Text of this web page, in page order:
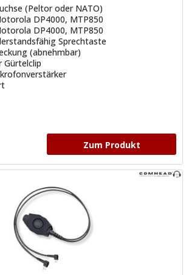
(Peltor oder NATO)
DP4000, MTP850
DP4000, MTP850
Sprechtaste
(abnehmbar)
Gürtelclip
Zum Produkt